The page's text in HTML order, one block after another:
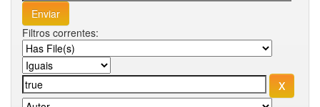
Filtros correntes: